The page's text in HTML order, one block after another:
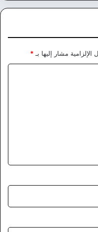
الإلزامية مشار إليها بـ *